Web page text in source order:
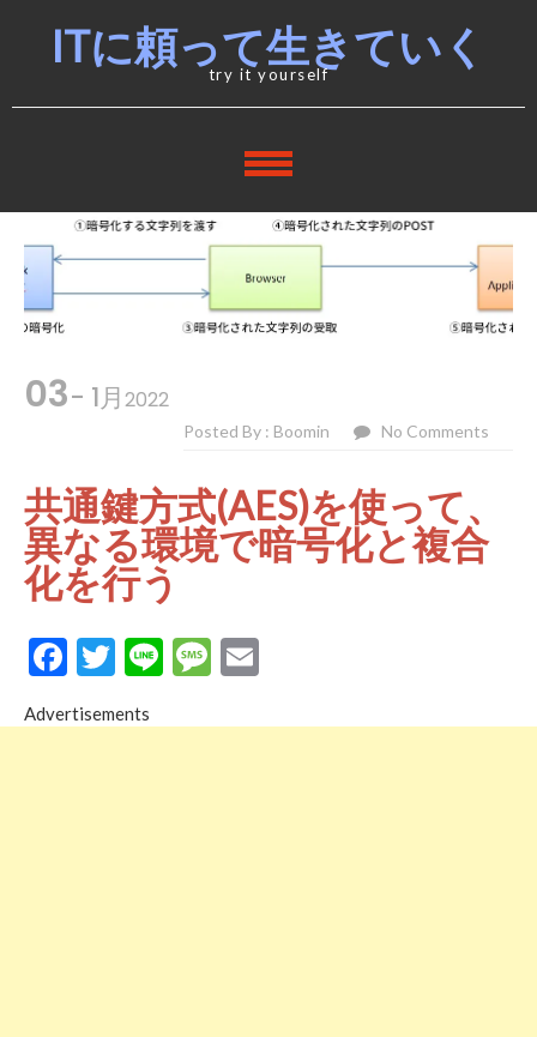
navigation
contentITに頼って生きていく
try it yourself
03- 1月2022
Posted By : Boomin No Comments
共通鍵方式(AES)を使って、
異なる環境で暗号化と複合
化を行う
Facebook
Twitter
LineMessage
Advertisements